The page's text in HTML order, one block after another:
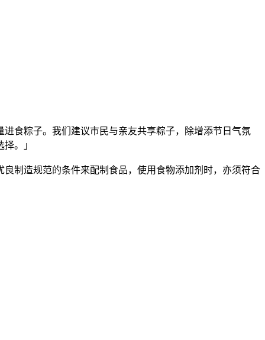
食粽子。我们建议市民与亲友共享粽子，除增添节日气氛
。」
制造规范的条件来配制食品，使用食物添加剂时，亦须符合